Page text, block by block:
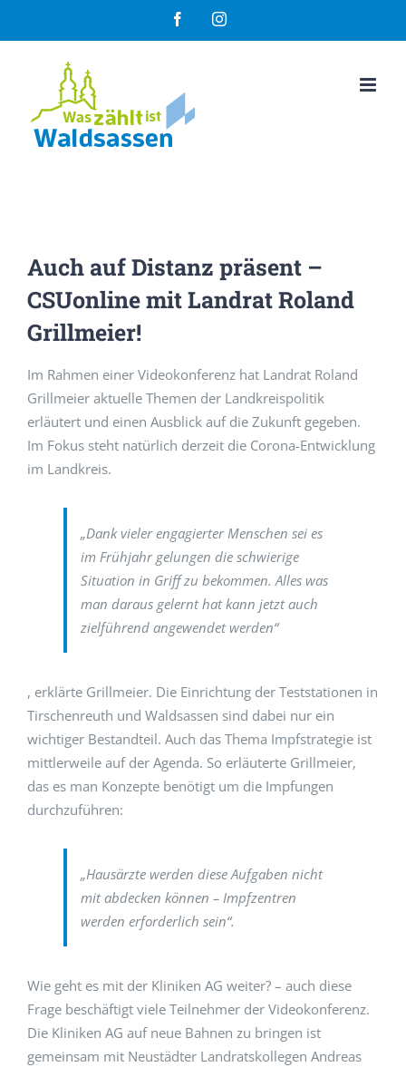
FacebookInstagram
Auch auf Distanz präsent –
CSUonline mit Landrat Roland
Grillmeier!
Im Rahmen einer Videokonferenz hat Landrat Roland
Grillmeier aktuelle Themen der Landkreispolitik
erläutert und einen Ausblick auf die Zukunft gegeben.
Im Fokus steht natürlich derzeit die Corona-Entwicklung
im Landkreis.
„Dank vieler engagierter Menschen sei es
im Frühjahr gelungen die schwierige
Situation in Griff zu bekommen. Alles was
man daraus gelernt hat kann jetzt auch
zielführend angewendet werden“
, erklärte Grillmeier. Die Einrichtung der Teststationen in
Tirschenreuth und Waldsassen sind dabei nur ein
wichtiger Bestandteil. Auch das Thema Impfstrategie ist
mittlerweile auf der Agenda. So erläuterte Grillmeier,
das es man Konzepte benötigt um die Impfungen
durchzuführen:
„Hausärzte werden diese Aufgaben nicht
mit abdecken können – Impfzentren
werden erforderlich sein“.
Wie geht es mit der Kliniken AG weiter? – auch diese
Frage beschäftigt viele Teilnehmer der Videokonferenz.
Die Kliniken AG auf neue Bahnen zu bringen ist
gemeinsam mit Neustädter Landratskollegen Andreas